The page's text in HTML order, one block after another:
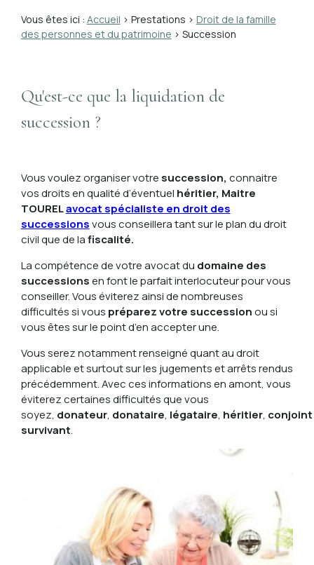
Vous êtes ici : Accueil > Prestations > Droit de la famille
des personnes et du patrimoine > Succession
Qu'est-ce que la liquidation de
succession ?
Vous voulez organiser votre succession, connaitre
vos droits en qualité d’éventuel héritier, Maitre
TOURELavocat spécialiste en droit des
successionsvous conseillera tant sur le plan du droit
civil que de lafiscalité.
La compétence de votre avocat du domaine des
successionsen font le parfait interlocuteur pour vous
conseiller. Vous éviterez ainsi de nombreuses
difficultés si vous préparez votre successionou si
vous êtes sur le point d’en accepter une.
Vous serez notamment renseigné quant au droit
applicable et surtout sur les jugements et arrêts rendus
précédemment. Avec ces informations en amont, vous
éviterez certaines difficultés que vous
soyez, donateur, donataire, légataire, héritier, conjoint
survivant.